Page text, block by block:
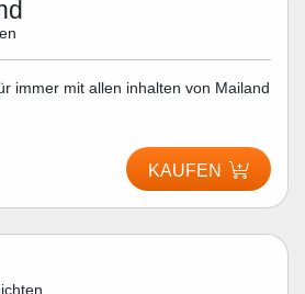
immer mit allen inhalten von Mailand
KAUFEN